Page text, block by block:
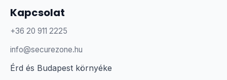
Kapcsolat
+36 20 911 2225
info@securezone.hu
Érd és Budapest környéke